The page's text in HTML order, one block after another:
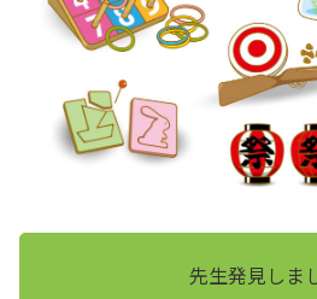
先生発見しま